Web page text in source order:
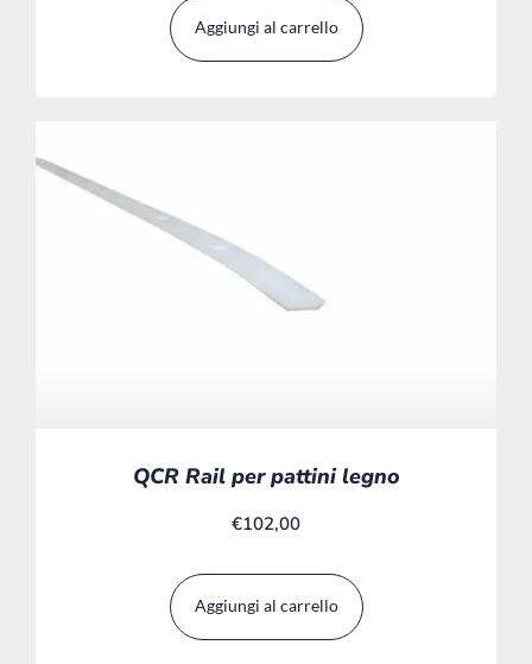
Aggiungi al carrello
QCR Rail per pattini legno
€102,00
Aggiungi al carrello